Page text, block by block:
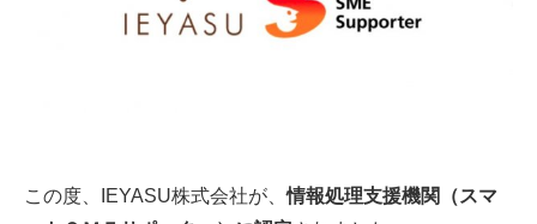
この度、IEYASU株式会社が、情報処理支援機関（スマ